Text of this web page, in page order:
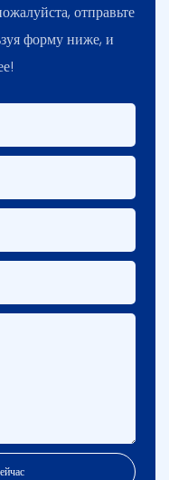
отправьте
форму ниже, и